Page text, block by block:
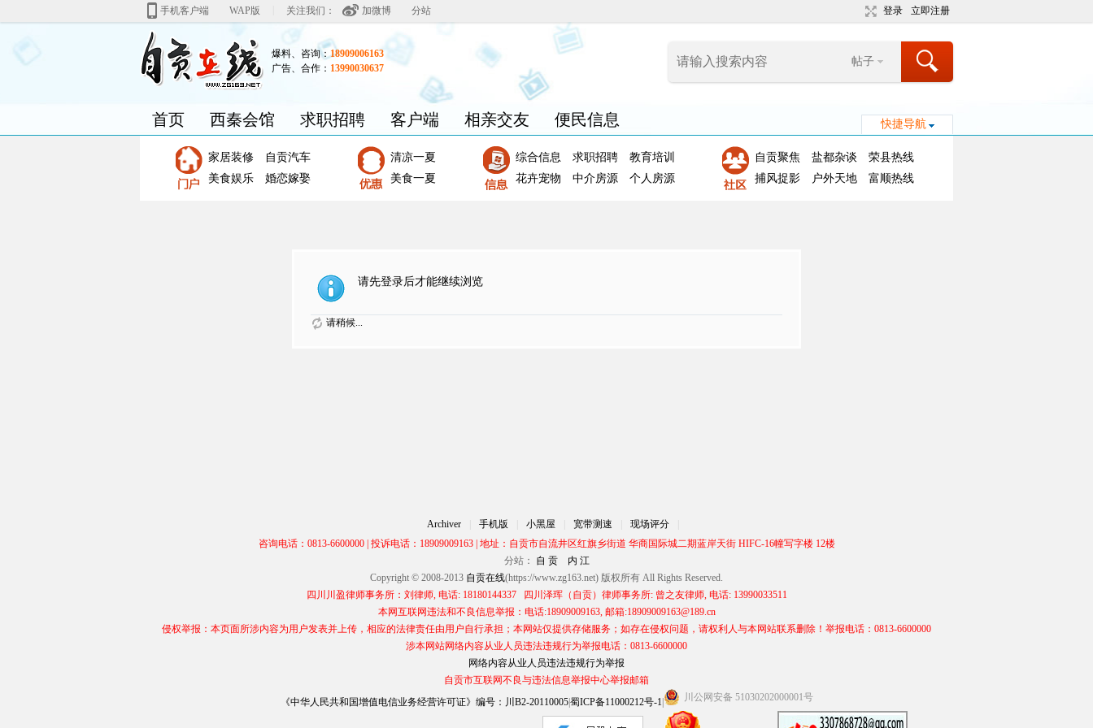
手机客户端 WAP版 关注我们： 加微博 分站 登录 立即注册
爆料、咨询：18909006163
广告、合作： 13990030637
帖子
快捷导航
首页 西秦会馆 求职招聘 客户端 相亲交友 便民信息
家居装修
自贡汽车
美食娱乐
婚恋嫁娶
清凉一夏
美食一夏
综合信息 求职招聘
教育培训
花卉宠物
中介房源 个人房源
自贡聚焦 盐都杂谈
荣县热线
捕风捉影
户外天地 富顺热线
请先登录后才能继续浏览
请稍候...
Archiver 手机版 小黑屋 宽带测速 现场评分
咨询电话：0813-6600000 | 投诉电话：18909009163 | 地址：自贡市自流井区红旗乡街道 华商国际城二期蓝岸天街 HIFC-16幢写字楼 12楼
分站：
自 贡
内 江
Copyright © 2008-2013 自贡在线(https://www.zg163.net) 版权所有 All Rights Reserved.
四川川盈律师事务所：刘律师, 电话: 18180144337 四川泽珲（自贡）律师事务所: 曾之友律师, 电话: 13990033511
本网互联网违法和不良信息举报：电话:18909009163, 邮箱:18909009163@189.cn
侵权举报：本页面所涉内容为用户发表并上传，相应的法律责任由用户自行承担；本网站仅提供存储服务；如存在侵权问题，请权利人与本网站联系删除！举报电话：0813-6600000
涉本网站网络内容从业人员违法违规行为举报电话：0813-6600000
网络内容从业人员违法违规行为举报
自贡市互联网不良与违法信息举报中心举报邮箱
《中华人民共和国增值电信业务经营许可证》编号：川B2-20110005|蜀ICP备11000212号-1 川公网安备 51030202000001号